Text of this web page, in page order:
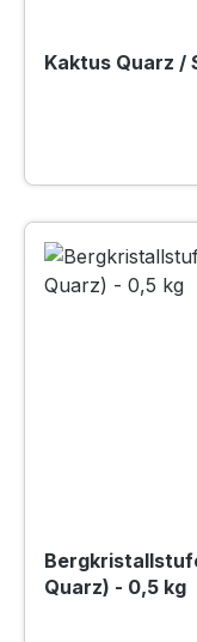
Kaktus Quarz /
Quarz) - 0,5 kg